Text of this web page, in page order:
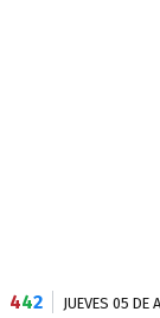
442 JUEVES 05 DE